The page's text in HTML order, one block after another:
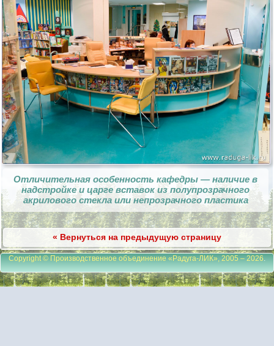
Отличительная особенность кафедры — наличие в
надстройке и царге вставок из полупрозрачного
акрилового стекла или непрозрачного пластика
« Вернуться на предыдущую страницу
Copyright © Производственное объединение «Радуга-ЛИК», 2005 – 2026.